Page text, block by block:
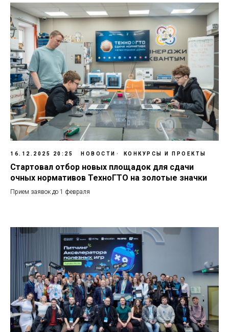
16.12.2025 20:25 НОВОСТИ КОНКУРСЫ И ПРОЕКТЫ
Стартовал отбор новых площадок для сдачи
очных нормативов ТехноГТО на золотые значки
Прием заявок до 1 февраля